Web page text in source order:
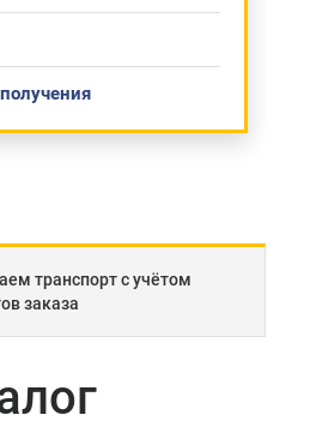
транспорт с учётом
заказа